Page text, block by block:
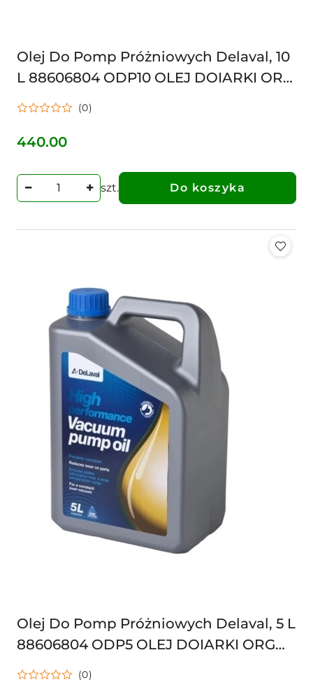
Olej Do Pomp Próżniowych Delaval, 10
L 88606804 ODP10 OLEJ DOIARKI ORG
hig000062
(0)
Cena:
440.00
szt. Do koszyka
Olej Do Pomp Próżniowych Delaval, 5 L
88606804 ODP5 OLEJ DOIARKI ORG
hig000062
(0)